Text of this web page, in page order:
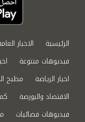
الرئيسية الاخبار
فيديوهات متنوعة
اخبار الرياضة
مطبخ
الاقتصاد والبورصة
فيديوهات فضائيات